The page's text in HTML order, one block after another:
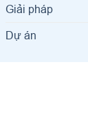
Giải pháp
Dự án